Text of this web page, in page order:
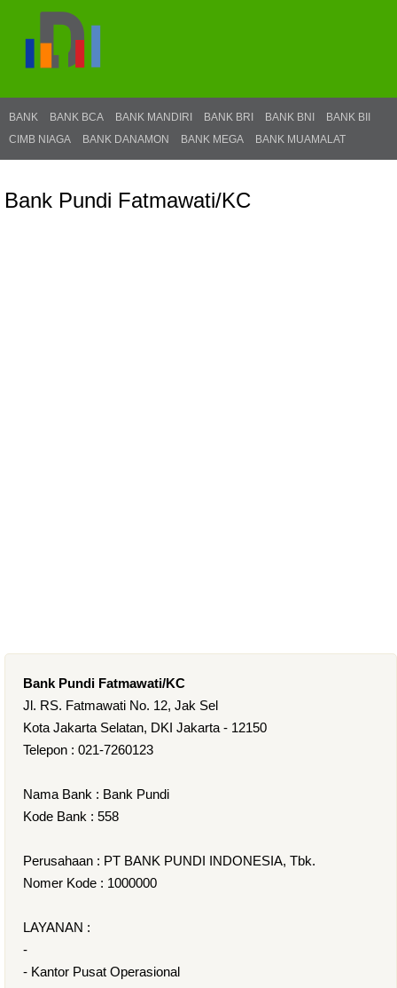
BANK BANK BCA BANK MANDIRI BANK BRI BANK BNI
BANK BII
CIMB NIAGA
BANK DANAMON BANK MEGA BANK MUAMALAT
Bank Pundi Fatmawati/KC
Bank Pundi Fatmawati/KC
Jl. RS. Fatmawati No. 12, Jak Sel
Kota Jakarta Selatan, DKI Jakarta - 12150
Telepon : 021-7260123
Nama Bank : Bank Pundi
Kode Bank : 558
Perusahaan : PT BANK PUNDI INDONESIA, Tbk.
Nomer Kode : 1000000
LAYANAN :
-
- Kantor Pusat Operasional